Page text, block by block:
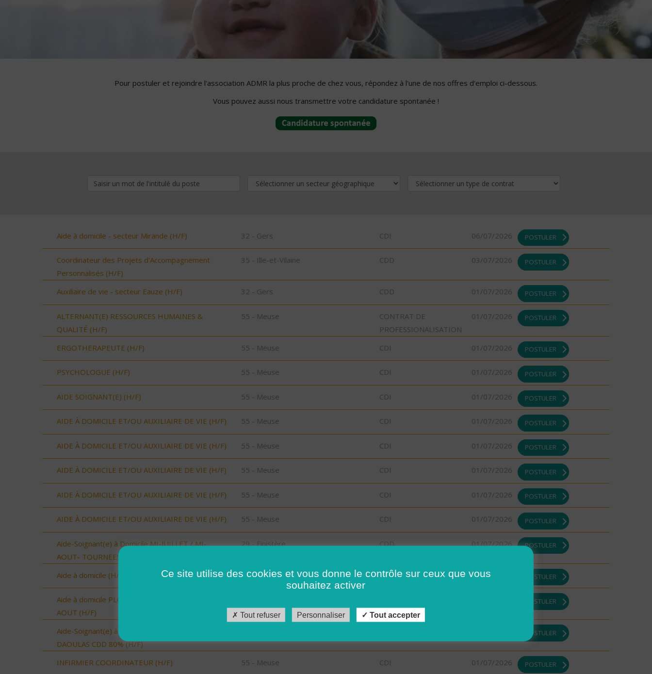
Pour postuler et rejoindre l'association ADMR la plus proche de chez vous, répondez à l'une de nos offres d'emploi ci-dessous.
Vous pouvez aussi nous transmettre votre candidature spontanée !
Aide à domicile - secteur Mirande (H/F) 32 - Gers CDI 06/07/2026 POSTULER
Coordinateur des Projets d'Accompagnement
Personnalisés (H/F)
35 - Ille-et-Vilaine CDD 03/07/2026 POSTULER
Auxiliaire de vie - secteur Eauze (H/F) 32 - Gers CDD 01/07/2026 POSTULER
ALTERNANT(E) RESSOURCES HUMAINES &
QUALITÉ (H/F)
55 - Meuse
CONTRAT DE
PROFESSIONALISATION
01/07/2026 POSTULER
ERGOTHERAPEUTE (H/F) 55 - Meuse CDI 01/07/2026 POSTULER
PSYCHOLOGUE (H/F) 55 - Meuse CDI 01/07/2026 POSTULER
AIDE SOIGNANT(E) (H/F) 55 - Meuse CDI 01/07/2026 POSTULER
AIDE À DOMICILE ET/OU AUXILIAIRE DE VIE (H/F) 55 - Meuse CDI 01/07/2026 POSTULER
AIDE À DOMICILE ET/OU AUXILIAIRE DE VIE (H/F) 55 - Meuse CDI 01/07/2026 POSTULER
AIDE À DOMICILE ET/OU AUXILIAIRE DE VIE (H/F) 55 - Meuse CDI 01/07/2026 POSTULER
AIDE À DOMICILE ET/OU AUXILIAIRE DE VIE (H/F) 55 - Meuse CDI 01/07/2026 POSTULER
AIDE À DOMICILE ET/OU AUXILIAIRE DE VIE (H/F) 55 - Meuse CDI 01/07/2026 POSTULER
Aide-Soignant(e) à Domicile MI-JUILLET / MI-
AOUT- TOURNEES MATIN (H/F)
29 - Finistère CDD 01/07/2026 POSTULER
Aide à domicile (H/F) - Secteur Eauze (H/F) 32 - Gers CDD 01/07/2026 POSTULER
Aide à domicile PLOUGASTEL-DAOULAS- CDD
AOUT (H/F)
POSTULER
Aide-Soignant(e) à Domicile PLOUGASTEL-
DAOULAS CDD 80% (H/F)
POSTULER
INFIRMIER COORDINATEUR (H/F) 55 - Meuse CDI 01/07/2026 POSTULER
Ce site utilise des cookies et vous donne le contrôle sur ceux que vous
souhaitez activer
Tout refuser Personnaliser Tout accepter